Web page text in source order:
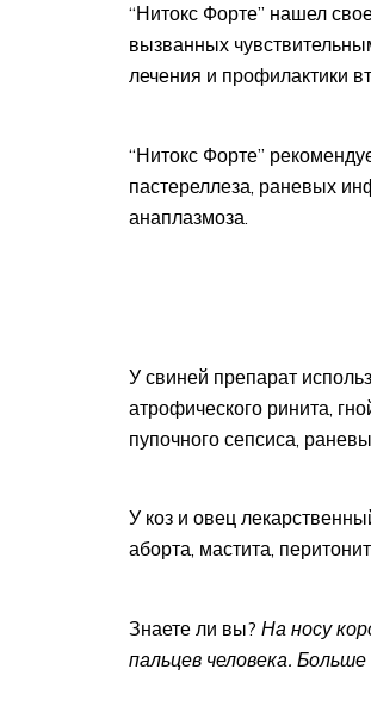
“Нитокс Форте” нашел
вызванных
лечения и профилактики
“Нитокс Форте”
пастереллеза, раневых
анаплазмоза.
У свиней препарат
атрофического ринита,
пупочного сепсиса,
У коз и овец
аборта, мастита,
Знаете ли вы? На носу
пальцев человека.